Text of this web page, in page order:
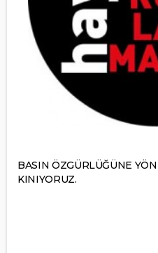
BASIN ÖZGÜRLÜĞÜNE
KINIYORUZ.